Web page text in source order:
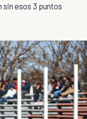
sin esos 3 puntos